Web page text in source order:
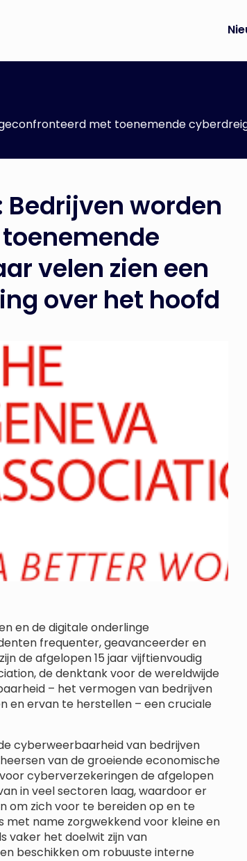
met toenemende
worden
velen zien een
over het hoofd
en de digitale onderlinge
frequenter, geavanceerder en
de afgelopen 15 jaar vijftienvoudig
de denktank voor de wereldwijde
– het vermogen van bedrijven
en ervan te herstellen – een cruciale
cyberweerbaarheid van bedrijven
van de groeiende economische
cyberverzekeringen de afgelopen
in veel sectoren laag, waardoor er
om zich voor te bereiden op en te
name zorgwekkend voor kleine en
vaker het doelwit zijn van
beschikken om robuuste interne